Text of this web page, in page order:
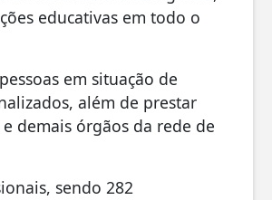
educativas em todo o
em situação de
além de prestar
demais órgãos da rede de
sendo 282